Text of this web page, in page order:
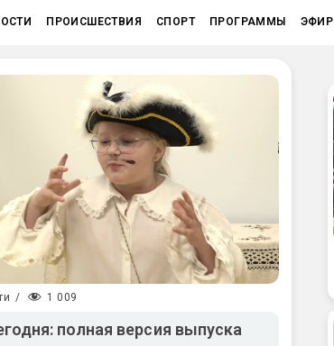
ПРОИСШЕСТВИЯ СПОРТ ПРОГРАММЫ ЭФИР
/ 1 009
полная версия выпуска